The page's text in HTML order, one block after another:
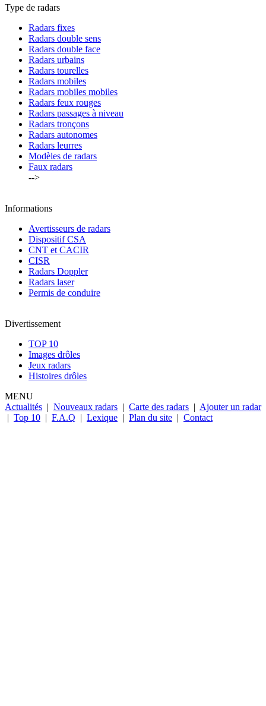
Type de radars
Radars fixes
Radars double sens
Radars double face
Radars urbains
Radars tourelles
Radars mobiles
Radars mobiles mobiles
Radars feux rouges
Radars passages à niveau
Radars tronçons
Radars autonomes
Radars leurres
Modèles de radars
Faux radars
-->
Informations
Avertisseurs de radars
Dispositif CSA
CNT et CACIR
CISR
Radars Doppler
Radars laser
Permis de conduire
Divertissement
TOP 10
Images drôles
Jeux radars
Histoires drôles
MENU
Actualités | Nouveaux radars | Carte des radars | Ajouter un radar
| Top 10 | F.A.Q | Lexique | Plan du site | Contact